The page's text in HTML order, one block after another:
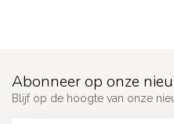
Abonneer op onze
Blijf op de hoogte van onze